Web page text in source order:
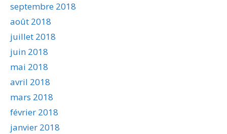
septembre 2018
août 2018
juillet 2018
juin 2018
mai 2018
avril 2018
mars 2018
février 2018
janvier 2018